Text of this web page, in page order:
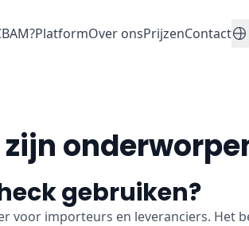
PlatformOver onsPrijzenContact
gebruiken?
voor importeurs en leveranciers. Het